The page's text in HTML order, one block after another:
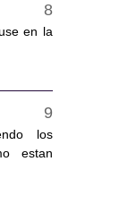
en la
los
estan